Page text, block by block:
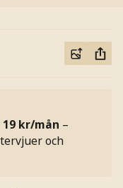
kr/mån –
och